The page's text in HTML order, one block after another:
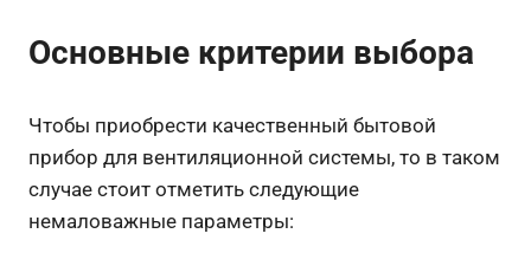
Основные критерии выбора
Чтобы приобрести качественный бытовой
прибор для вентиляционной системы, то в таком
случае стоит отметить следующие
немаловажные параметры: